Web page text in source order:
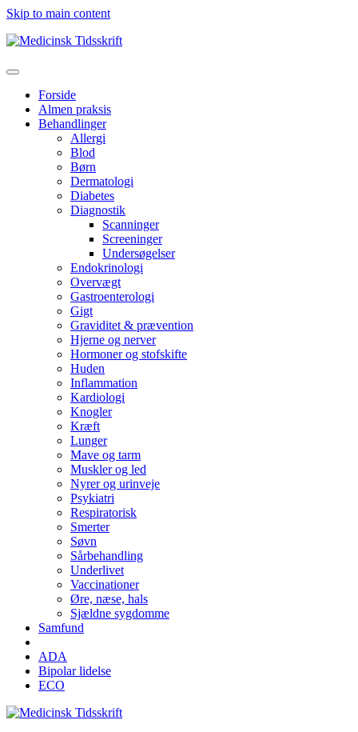
Skip to main content
Forside
Almen praksis
Behandlinger
Allergi
Blod
Børn
Dermatologi
Diabetes
Diagnostik
Scanninger
Screeninger
Undersøgelser
Endokrinologi
Overvægt
Gastroenterologi
Gigt
Graviditet & prævention
Hjerne og nerver
Hormoner og stofskifte
Huden
Inflammation
Kardiologi
Knogler
Kræft
Lunger
Mave og tarm
Muskler og led
Nyrer og urinveje
Psykiatri
Respiratorisk
Smerter
Søvn
Sårbehandling
Underlivet
Vaccinationer
Øre, næse, hals
Sjældne sygdomme
Samfund
ADA
Bipolar lidelse
ECO